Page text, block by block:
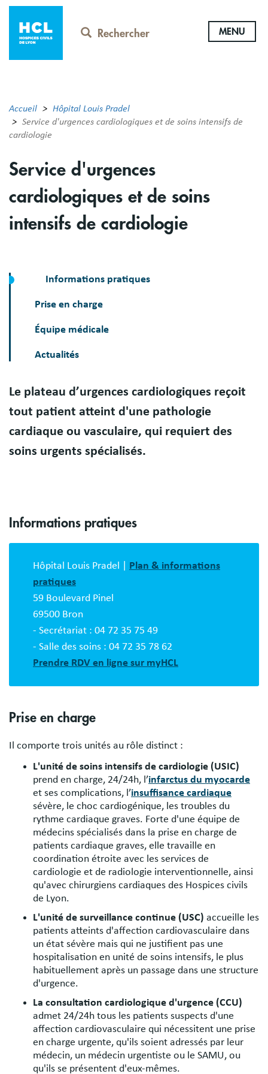
Aller
contenu
principal
Rechercher MENU
Accueil
Hôpital Louis Pradel
Service d'urgences cardiologiques et de soins intensifs de
cardiologie
Service d'urgences
cardiologiques et de soins
intensifs de cardiologie
Informations pratiques
Prise en charge
Équipe médicale
Actualités
Présentation
Le plateau d’urgences cardiologiques reçoit
tout patient atteint d'une pathologie
cardiaque ou vasculaire, qui requiert des
soins urgents spécialisés.
Bloc
description
Informations pratiques
Hôpital Louis Pradel | Plan & informations
pratiques
59 Boulevard Pinel
69500 Bron
- Secrétariat : 04 72 35 75 49
- Salle des soins : 04 72 35 78 62
Prendre RDV en ligne sur myHCL
Prise en charge
Il comporte trois unités au rôle distinct :
L'unité de soins intensifs de cardiologie (USIC)
prend en charge, 24/24h, l’infarctus du myocarde
et ses complications, l’insuffisance cardiaque
sévère, le choc cardiogénique, les troubles du
rythme cardiaque graves. Forte d'une équipe de
médecins spécialisés dans la prise en charge de
patients cardiaque graves, elle travaille en
coordination étroite avec les services de
cardiologie et de radiologie interventionnelle, ainsi
qu'avec chirurgiens cardiaques des Hospices civils
de Lyon.
L'unité de surveillance continue (USC) accueille les
patients atteints d'affection cardiovasculaire dans
un état sévère mais qui ne justifient pas une
hospitalisation en unité de soins intensifs, le plus
habituellement après un passage dans une structure
d'urgence.
La consultation cardiologique d'urgence (CCU)
admet 24/24h tous les patients suspects d'une
affection cardiovasculaire qui nécessitent une prise
en charge urgente, qu'ils soient adressés par leur
médecin, un médecin urgentiste ou le SAMU, ou
qu'ils se présentent d'eux-mêmes.